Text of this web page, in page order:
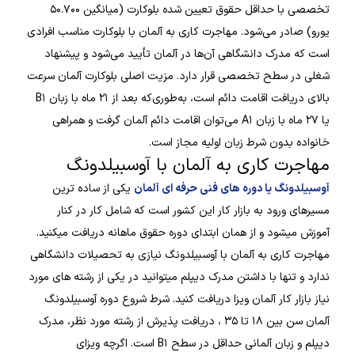
تخصصی با حداقل حقوق تعیین شده بلوکارت (میانگین ۵۰.۷۰۰
یورو) صادر می‌شود. مهاجرت کاری به آلمان با بلوکارت مناسب افرادی
است که مدرک دانشگاهی آن‌ها در آلمان تأیید می‌شود و پیشنهاد
شغلی در سطح تخصصی قرار دارد. مزیت اصلی بلوکارت آلمان سرعت
بالای دریافت اقامت دائم است، به‌طوری‌که بعد از ۲۱ ماه با زبان B۱
یا ۲۷ ماه با زبان A۱ می‌توان اقامت دائم آلمان گرفت و همراهی
خانواده بدون شرط زبان اولیه مجاز است.
مهاجرت کاری به آلمان با آوسبیلدونگ
آوسبیلدونگ یا دوره های فنی حرفه ای آلمان یکی از ساده ترین
مسیرهای ورود به بازار کار این کشور است که شامل کار در کنار
آموزش میشود و از همان ابتدای دوره حقوق ماهانه دریافت میکنید.
مهاجرت کاری به آلمان با آوسبیلدونگ نیازی به تحصیلات دانشگاهی
ندارد و تنها با داشتن مدرک دیپلم میتوانید در یکی از رشته های مورد
نیاز بازار کار آلمان ویزا دریافت کنید. شرط شروع دوره آوسبیلدونگ
آلمان سن بین ۱۸ تا ۳۵ ، دریافت پذیرش از رشته مورد نظر، مدرک
دیپلم و زبان آلمانی حداقل در سطح B۱ است. اگرچه ویزای